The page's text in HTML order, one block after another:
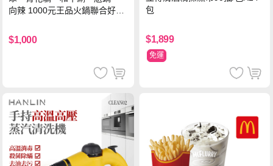
向辣 1000元王品火鍋聯合好禮
$1,000
包
$1,899
免運